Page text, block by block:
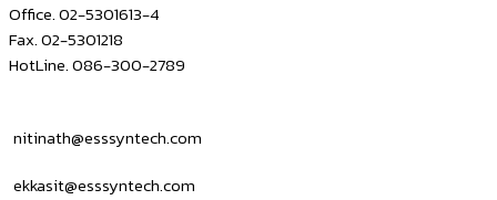
Office. 02-5301613-4
Fax. 02-5301218
HotLine. 086-300-2789
nitinath@esssyntech.com
ekkasit@esssyntech.com